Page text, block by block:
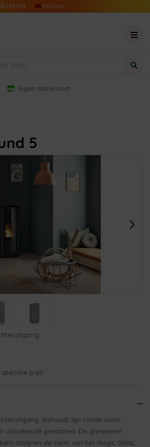
234 344 Mail ons
Eigen showroom
5
prijs!
Behoudt zijn ronde vorm,
uitstekende prestaties. De gietijzeren
omlijnen de vorm van het Magic Glass,